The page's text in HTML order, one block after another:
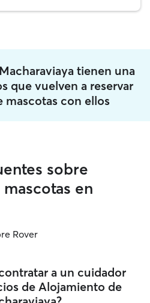
tienen una
que vuelven a reservar
mascotas con ellos
sobre
en
Rover
a un cuidador
de Alojamiento de